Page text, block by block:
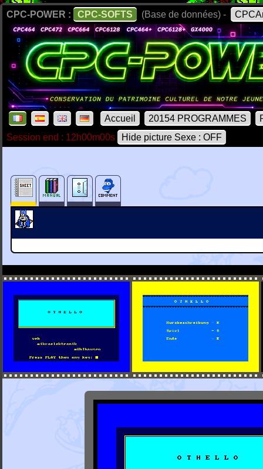
CPC-POWER : CPC-SOFTS (Base de données) -
Accueil 20154 PROGRAMMES
Session end : 12h00m00s
Hide picture Sexe : OFF